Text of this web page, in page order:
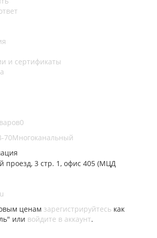
и сертификаты
0
70Многоканальный
проезд, 3 стр. 1, офис 405 (МЦД
ценам зарегистрируйтесь как
или войдите в аккаунт.